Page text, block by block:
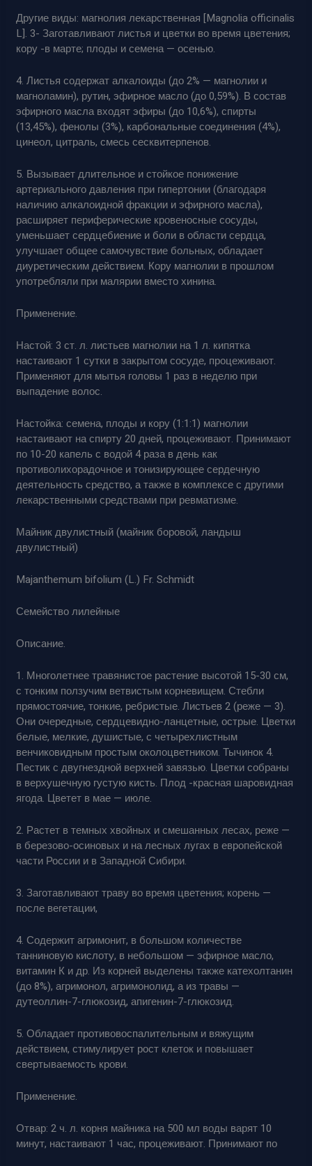
Другие виды: магнолия лекарственная [Magnolia officinalis
L]. 3- Заготавливают листья и цветки во время цветения;
кору -в марте; плоды и семена — осенью.
4. Листья содержат алкалоиды (до 2% — магнолии и
магноламин), рутин, эфирное масло (до 0,59%). В состав
эфирного масла входят эфиры (до 10,6%), спирты
(13,45%), фенолы (3%), карбональные соединения (4%),
цинеол, цитраль, смесь сесквитерпенов.
5. Вызывает длительное и стойкое понижение
артериального давления при гипертонии (благодаря
наличию алкалоидной фракции и эфирного масла),
расширяет периферические кровеносные сосуды,
уменьшает сердцебиение и боли в области сердца,
улучшает общее самочувствие больных, обладает
диуретическим действием. Кору магнолии в прошлом
употребляли при малярии вместо хинина.
Применение.
Настой: 3 ст. л. листьев магнолии на 1 л. кипятка
настаивают 1 сутки в закрытом сосуде, процеживают.
Применяют для мытья головы 1 раз в неделю при
выпадение волос.
Настойка: семена, плоды и кору (1:1:1) магнолии
настаивают на спирту 20 дней, процеживают. Принимают
по 10-20 капель с водой 4 раза в день как
противолихорадочное и тонизирующее сердечную
деятельность средство, а также в комплексе с другими
лекарственными средствами при ревматизме.
Майник двулистный (майник боровой, ландыш
двулистный)
Majanthemum bifolium (L.) Fr. Schmidt
Семейство лилейные
Описание.
1. Многолетнее травянистое растение высотой 15-30 см,
с тонким ползучим ветвистым корневищем. Стебли
прямостоячие, тонкие, ребристые. Листьев 2 (реже — 3).
Они очередные, сердцевидно-ланцетные, острые. Цветки
белые, мелкие, душистые, с четырехлистным
венчиковидным простым околоцветником. Тычинок 4.
Пестик с двугнездной верхней завязью. Цветки собраны
в верхушечную густую кисть. Плод -красная шаровидная
ягода. Цветет в мае — июле.
2. Растет в темных хвойных и смешанных лесах, реже —
в березово-осиновых и на лесных лугах в европейской
части России и в Западной Сибири.
3. Заготавливают траву во время цветения; корень —
после вегетации,
4. Содержит агримонит, в большом количестве
танниновую кислоту, в небольшом — эфирное масло,
витамин К и др. Из корней выделены также катехолтанин
(до 8%), агримонол, агримонолид, а из травы —
дутеоллин-7-глюкозид, апигенин-7-глюкозид.
5. Обладает противовоспалительным и вяжущим
действием, стимулирует рост клеток и повышает
свертываемость крови.
Применение.
Отвар: 2 ч. л. корня майника на 500 мл воды варят 10
минут, настаивают 1 час, процеживают. Принимают по